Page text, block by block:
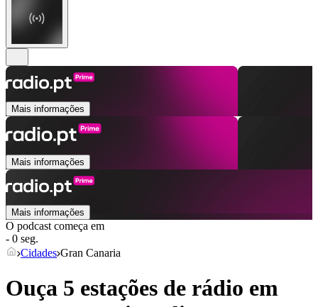
Mais informações
Mais informações
Mais informações
O podcast começa em
- 0 seg.
Cidades Gran Canaria
Ouça 5 estações de rádio em